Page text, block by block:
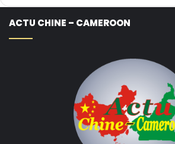
ACTU CHINE – CAMEROON